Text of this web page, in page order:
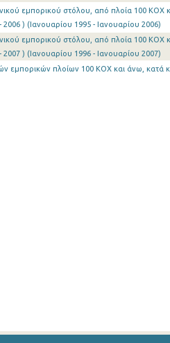
εμπορικού στόλου, από πλοία 100 ΚΟΧ
2006 ) (Ιανουαρίου 1995 - Ιανουαρίου 2006)
εμπορικού στόλου, από πλοία 100 ΚΟΧ
2007 ) (Ιανουαρίου 1996 - Ιανουαρίου 2007)
εμπορικών πλοίων 100 ΚΟΧ και άνω, κατά